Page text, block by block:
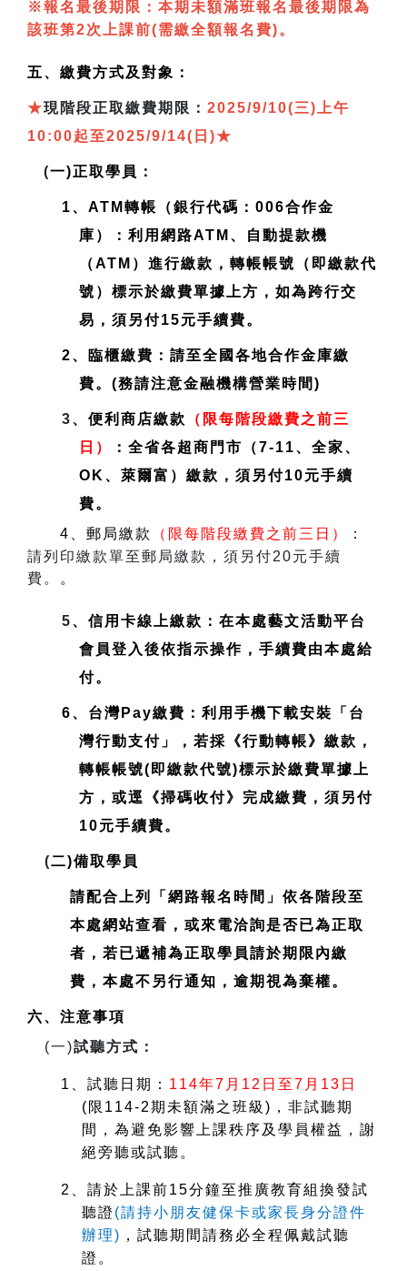
※報名最後期限：本期未額滿班報名最後期限為
該班第2次上課前(需繳全額報名費)。
五、繳費方式及對象：
★現階段正取繳費期限： 2025/9/10(三)上午
10:00起至2025/9/14(日)★
(一)正取學員：
1、ATM轉帳（銀行代碼：006合作金
庫）：利用網路ATM、自動提款機
（ATM）進行繳款，轉帳帳號（即繳款代
號）標示於繳費單據上方，如為跨行交
易，須另付15元手續費。
2、臨櫃繳費：請至全國各地合作金庫繳
費。(務請注意金融機構營業時間)
3、便利商店繳款
（限每階段繳費之前三
日）
：全省各超商門市（7-11、全家、
OK、萊爾富）繳款，須另付10元手續
費。
4、郵局繳款
（限每階段繳費之前三日）
：
請列印繳款單至郵局繳款，須另付20元手續
費。
。
5、信用卡線上繳款：在本處藝文活動平台
會員登入後依指示操作，手續費由本處給
付。
6、台灣Pay繳費：利用手機下載安裝「台
灣行動支付」，若採《行動轉帳》繳款，
轉帳帳號(即繳款代號)標示於繳費單據上
方，或逕《掃碼收付》完成繳費，須另付
10元手續費。
(二)備取學員
請配合上列「網路報名時間」依各階段至
本處網站查看，或來電洽詢是否已為正取
者，若已遞補為正取學員請於期限內繳
費，本處不另行通知，逾期視為棄權。
六、注意事項
(一)試聽方式：
1 、試聽日期： 114年7月12日至7月13日
( 限114-2期未額滿之班級)，非試聽期
間，為避免影響上課秩序及學員權益，謝
絕旁聽或試聽。
2
、請於上課前15分鐘至推廣教育組換發試
聽證 (請持小朋友健保卡或家長身分證件
辦理) ，試聽期間請務必全程佩戴試聽
證。